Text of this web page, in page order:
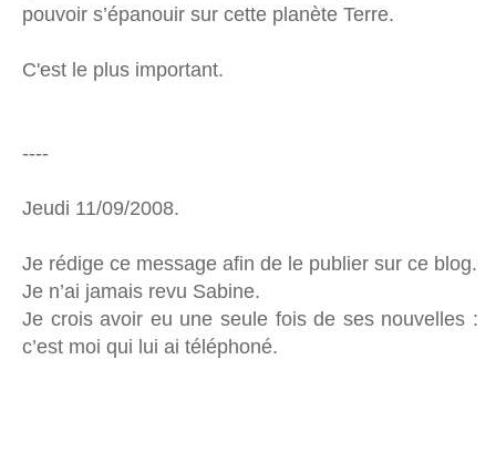
pouvoir s’épanouir sur cette planète Terre.
C'est le plus important.
----
Jeudi 11/09/2008.
Je rédige ce message afin de le publier sur ce blog.
Je n’ai jamais revu Sabine.
Je crois avoir eu une seule fois de ses nouvelles :
c’est moi qui lui ai téléphoné.